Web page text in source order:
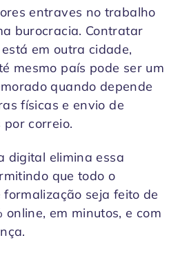
entraves no trabalho
burocracia. Contratar
em outra cidade,
mesmo país pode ser um
quando depende
físicas e envio de
por correio.
digital elimina essa
que todo o
formalização seja feito de
em minutos, e com